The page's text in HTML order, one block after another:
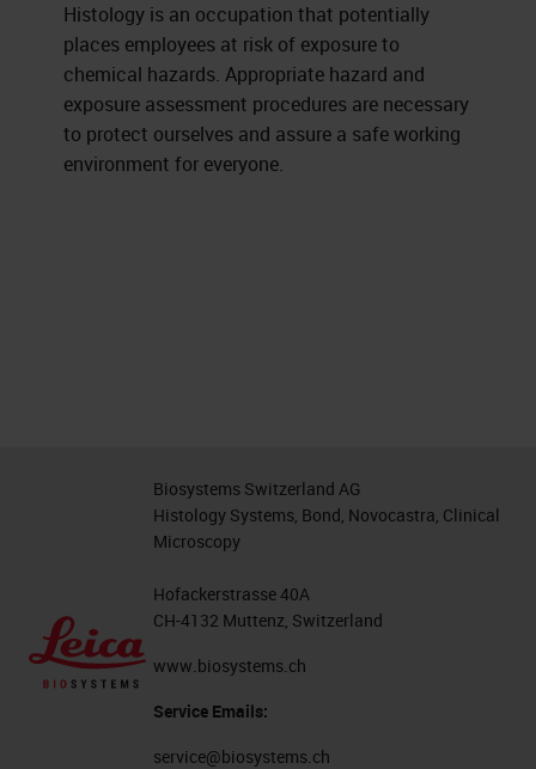
Histology is an occupation that potentially
places employees at risk of exposure to
chemical hazards. Appropriate hazard and
exposure assessment procedures are necessary
to protect ourselves and assure a safe working
environment for everyone.
Biosystems Switzerland AG
Histology Systems, Bond, Novocastra, Clinical
Microscopy
Hofackerstrasse 40A
CH-4132 Muttenz, Switzerland
www.biosystems.ch
Service Emails:
service@biosystems.ch